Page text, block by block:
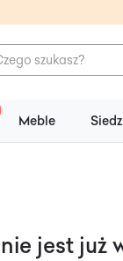
Meble
jest już